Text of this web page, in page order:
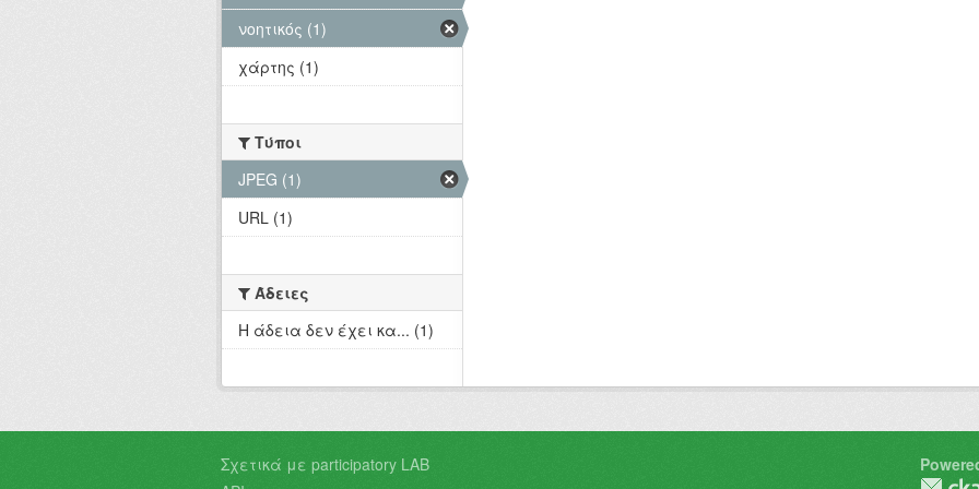
νοητικός (1)
χάρτης (1)
Τύποι
JPEG (1)
URL (1)
Άδειες
Η άδεια δεν έχει κα... (1)
Σχετικά με participatory LAB